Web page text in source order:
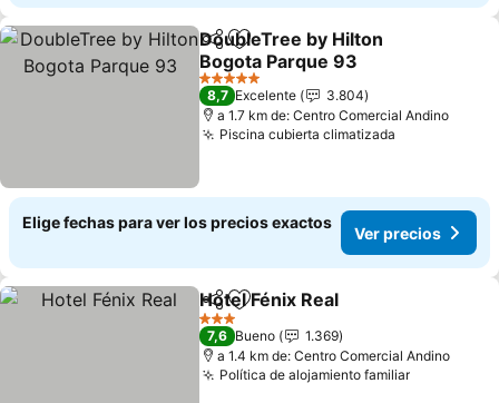
CompartirAgregar a favoritos
DoubleTree by Hilton
Bogota Parque 93
Ver precios
5 Estrellas
8,7 Excelente
3.804
a 1.7 km de: Centro Comercial Andino
Piscina cubierta climatizada
Elige fechas para ver los precios exactos
Ver precios
CompartirAgregar a favoritos
Hotel Fénix Real
3 Estrellas
7,6 Bueno
1.369
a 1.4 km de: Centro Comercial Andino
Política de alojamiento familiarVer